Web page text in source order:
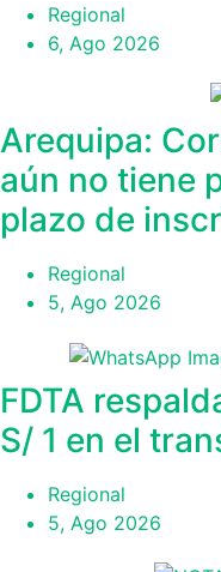
Regional
6, Ago 2026
Arequipa:
aún no tiene
plazo de
Regional
5, Ago 2026
FDTA
S/ 1 en el
Regional
5, Ago 2026